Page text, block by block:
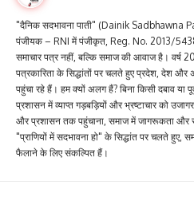
"दैनिक सदभावना पाती" (Dainik Sadbhawna
पंजीयक – RNI में पंजीकृत, Reg. No. 2013/
समाचार पत्र नहीं, बल्कि समाज की आवाज है। वर्ष
पत्रकारिता के सिद्धांतों पर चलते हुए प्रदेश, देश और
पहुंचा रहे हैं। हम क्यों अलग हैं? बिना किसी दबाव
प्रशासन में व्याप्त गड़बड़ियों और भ्रष्टाचार को
और प्रशासन तक पहुंचाना, समाज में जागरूकता और
"प्राणियों में सदभावना हो" के सिद्धांत पर चलते
फैलाने के लिए संकल्पित हैं।